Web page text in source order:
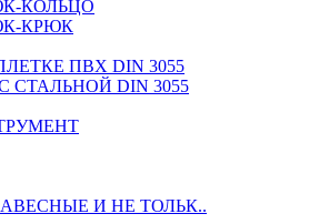
КОЛЬЦО
КРЮК
ПВХ DIN 3055
СТАЛЬНОЙ DIN 3055
И НЕ ТОЛЬК..